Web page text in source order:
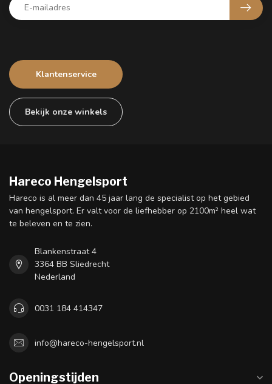
Klantenservice
Bekijk onze winkels
Hareco Hengelsport
Hareco is al meer dan 45 jaar lang de specialist op het gebied
van hengelsport. Er valt voor de liefhebber op 2100m² heel wat
te beleven en te zien.
Blankenstraat 4
3364 BB Sliedrecht
Nederland
0031 184 414347
info@hareco-hengelsport.nl
Openingstijden